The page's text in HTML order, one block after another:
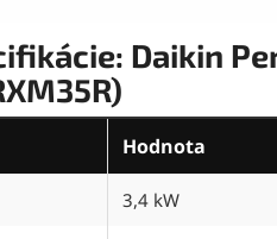
Daikin
Hodnota
3,4 kW